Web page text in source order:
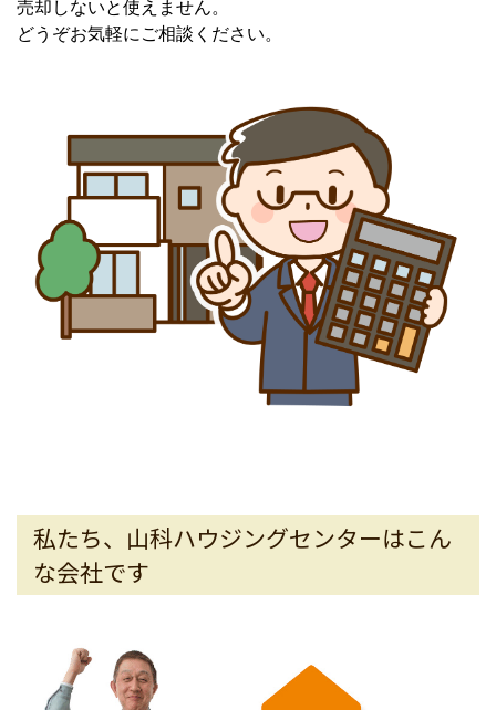
売却しないと使えません。
どうぞお気軽にご相談ください。
私たち、山科ハウジングセンターはこん
な会社です